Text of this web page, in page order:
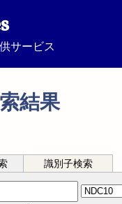
サービス
結果
識別子検索